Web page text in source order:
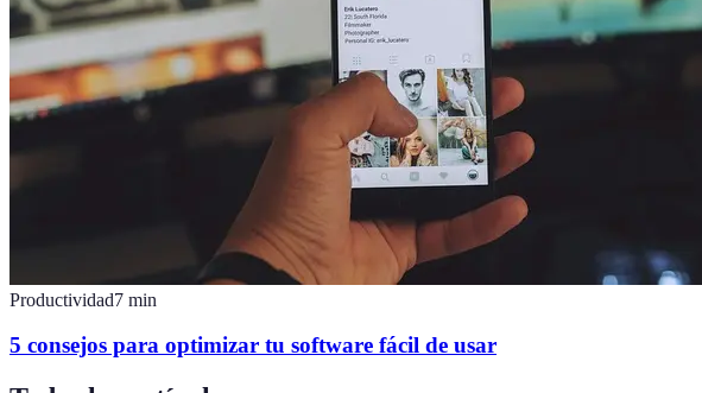
Productividad7 min
5 consejos para optimizar tu software fácil de usar